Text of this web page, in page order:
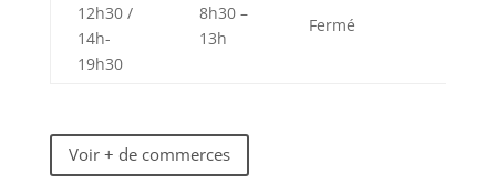
12h30 /
14h-
19h30
8h30 –
13h
Fermé
Voir + de commerces